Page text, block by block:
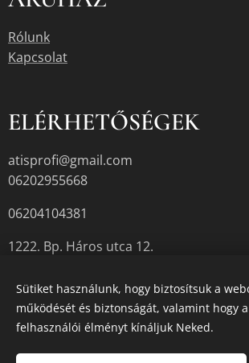
Rólunk
Kapcsolat
ELÉRHETŐSÉGEK
atisprofi@gmail.com
06202955668
06204104381
1222. Bp. Háros utca 12.
A termékek aktuális készletéről érdeklődjön
megadott elérhetőségek
Sütiket használunk, hogy biztosítsuk a
működését és biztonságát, valamint hogy
felhasználói élményt kínáljuk Neked.